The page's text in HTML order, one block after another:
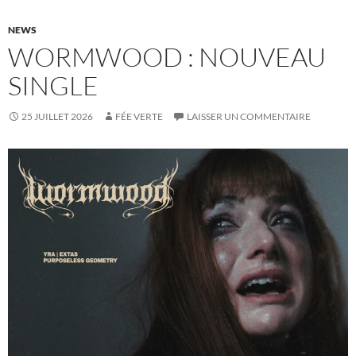
NEWS
WORMWOOD : NOUVEAU
SINGLE
25 JUILLET 2026 FÉE VERTE LAISSER UN COMMENTAIRE